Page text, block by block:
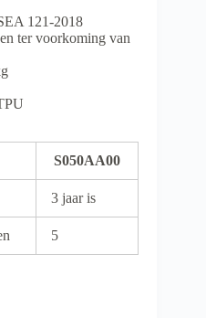
121-2018
ter voorkoming van
S050AA00
3 jaar is
5